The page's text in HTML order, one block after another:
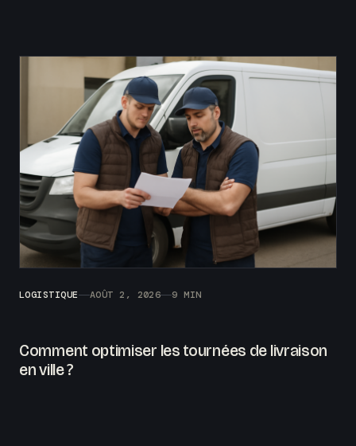
LOGISTIQUE AOÛT 2, 2026 9 MIN
Comment optimiser les tournées de livraison
en ville ?